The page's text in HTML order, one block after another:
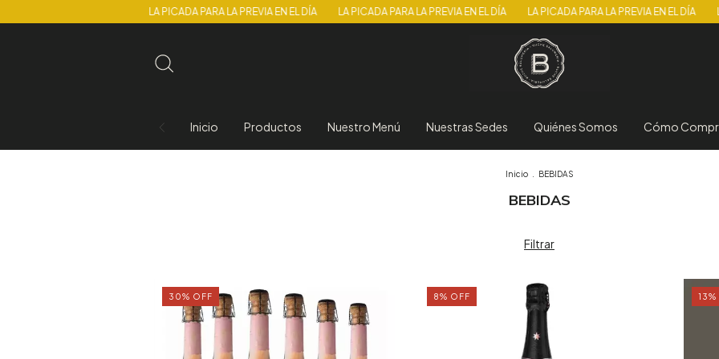
LA PICADA PARA LA PREVIA EN EL DÍA LA PICADA PARA LA PREVIA EN EL DÍA LA PICADA PARA LA PREVIA EN EL DÍA LA PICADA PARA
Inicio Productos Nuestro Menú Nuestras Sedes Quiénes Somos Cómo
Inicio BEBIDAS
BEBIDAS
Filtrar
30% OFF 8% OFF 13%